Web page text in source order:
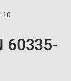
10
60335-